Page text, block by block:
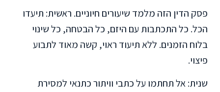
פסק הדין הזה מלמד שיעורים חיוניים. ראשית: תיעדו
הכל. כל התכתבות עם היזם, כל הבטחה, כל שינוי
בלוח הזמנים. ללא תיעוד ראוי, קשה מאוד לתבוע
פיצוי.
שנית: אל תחתמו על כתבי וויתור כתנאי למסירת